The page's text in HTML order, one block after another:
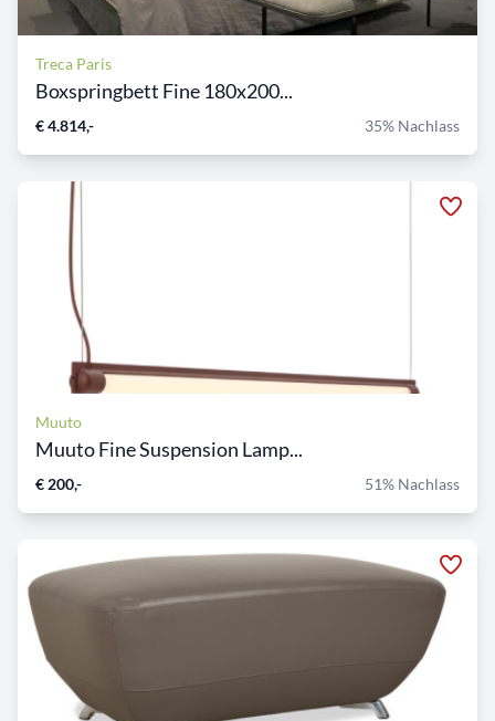
Treca Paris
Boxspringbett Fine 180x200...
€ 4.814,- 35% Nachlass
Muuto
Muuto Fine Suspension Lamp...
€ 200,- 51% Nachlass